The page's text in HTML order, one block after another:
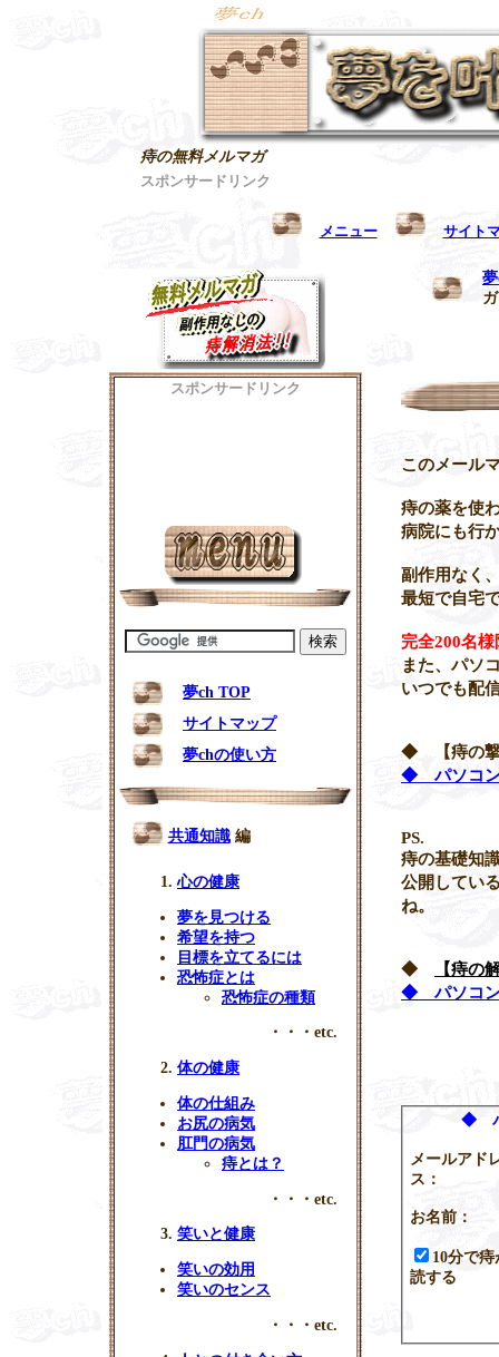
痔の無料メルマガ
スポンサードリンク
メニュー サイト
ガ
このメール
痔の薬を使
病院にも行
副作用なく
最短で自宅
完全200名様
また、パソ
いつでも配
◆ 【痔の撃
◆ パソコ
PS.
痔の基礎知
公開してい
ね。
◆
【痔の
◆ パソコ
◆
メールアド
ス：
お名前：
10分で
読する
スポンサードリンク
夢ch TOP
サイトマップ
夢chの使い方
共通知識編
心の健康
夢を見つける
希望を持つ
目標を立てるには
恐怖症とは
恐怖症の種類
・・・etc.
体の健康
体の仕組み
お尻の病気
肛門の病気
痔とは？
・・・etc.
笑いと健康
笑いの効用
笑いのセンス
・・・etc.